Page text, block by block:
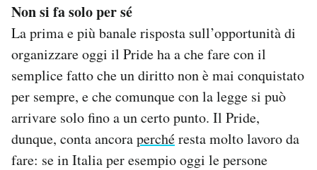
Non si fa solo per sé
La prima e più banale risposta sull’opportunità di
organizzare oggi il Pride ha a che fare con il
semplice fatto che un diritto non è mai conquistato
per sempre, e che comunque con la legge si può
arrivare solo fino a un certo punto. Il Pride,
dunque, conta ancoraperchéresta molto lavoro da
fare: se in Italia per esempio oggi le persone